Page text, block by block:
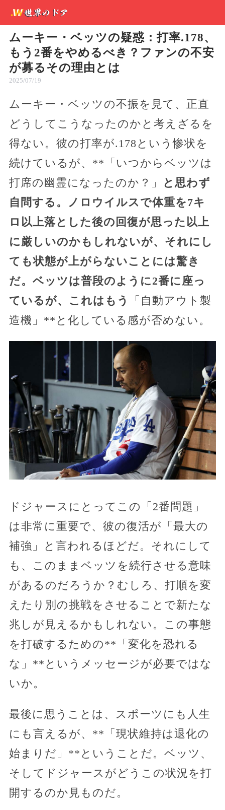
ムーキー・ベッツの疑惑：打率.178、
もう2番をやめるべき？ファンの不安
が募るその理由とは
2025/07/19
ムーキー・ベッツの不振を見て、正直
どうしてこうなったのかと考えざるを
得ない。彼の打率が.178という惨状を
続けているが、**「いつからベッツは
打席の幽霊になったのか？」
と思わず
自問する。ノロウイルスで体重を7キ
ロ以上落とした後の回復が思った以上
に厳しいのかもしれないが、それにし
ても状態が上がらないことには驚き
だ。ベッツは普段のように2番に座っ
ているが、これはもう
「自動アウト製
造機」**と化している感が否めない。
ドジャースにとってこの「2番問題」
は非常に重要で、彼の復活が「最大の
補強」と言われるほどだ。それにして
も、このままベッツを続行させる意味
があるのだろうか？むしろ、打順を変
えたり別の挑戦をさせることで新たな
兆しが見えるかもしれない。この事態
を打破するための**「変化を恐れる
な」**というメッセージが必要ではな
いか。
最後に思うことは、スポーツにも人生
にも言えるが、**「現状維持は退化の
始まりだ」**ということだ。ベッツ、
そしてドジャースがどうこの状況を打
開するのか見ものだ。